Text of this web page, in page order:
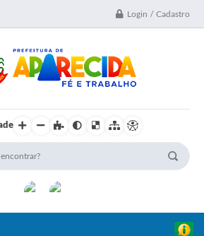
Login / Cadastro